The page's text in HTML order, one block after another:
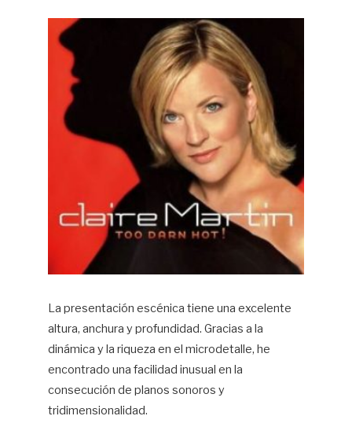
La presentación escénica tiene una excelente
altura, anchura y profundidad. Gracias a la
dinámica y la riqueza en el microdetalle, he
encontrado una facilidad inusual en la
consecución de planos sonoros y
tridimensionalidad.